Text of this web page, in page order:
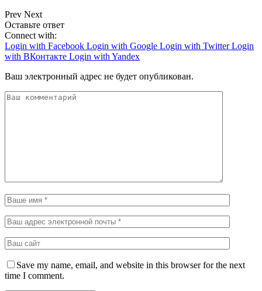
Prev Next
Оставьте ответ
Connect with:
Login with Facebook Login with Google Login with TwitterLogin
with ВКонтакте Login with Yandex
Ваш электронный адрес не будет опубликован.
Save my name, email, and website in this browser for the next
time I comment.